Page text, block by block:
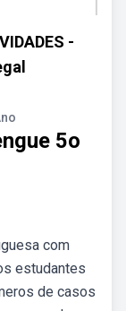
-
5o
com
estudantes
de casos